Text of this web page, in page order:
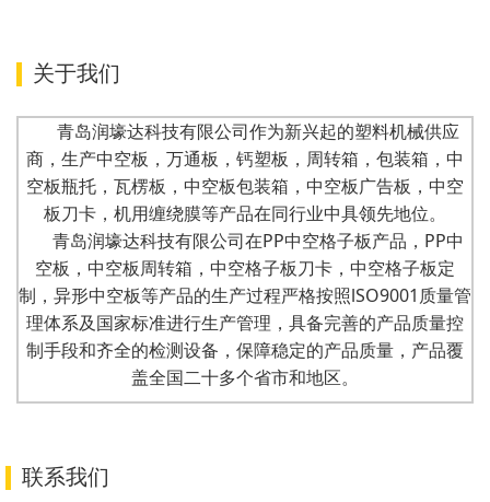
关于我们
青岛润壕达科技有限公司作为新兴起的塑料机械供应
商，生产中空板，万通板，钙塑板，周转箱，包装箱，中
空板瓶托，瓦楞板，中空板包装箱，中空板广告板，中空
板刀卡，机用缠绕膜等产品在同行业中具领先地位。
青岛润壕达科技有限公司在PP中空格子板产品，PP中
空板，中空板周转箱，中空格子板刀卡，中空格子板定
制，异形中空板等产品的生产过程严格按照lSO9001质量管
理体系及国家标准进行生产管理，具备完善的产品质量控
制手段和齐全的检测设备，保障稳定的产品质量，产品覆
盖全国二十多个省市和地区。
联系我们